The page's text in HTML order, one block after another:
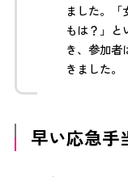
ました。
もは？」と
き、参加者
きました。
早い応急手